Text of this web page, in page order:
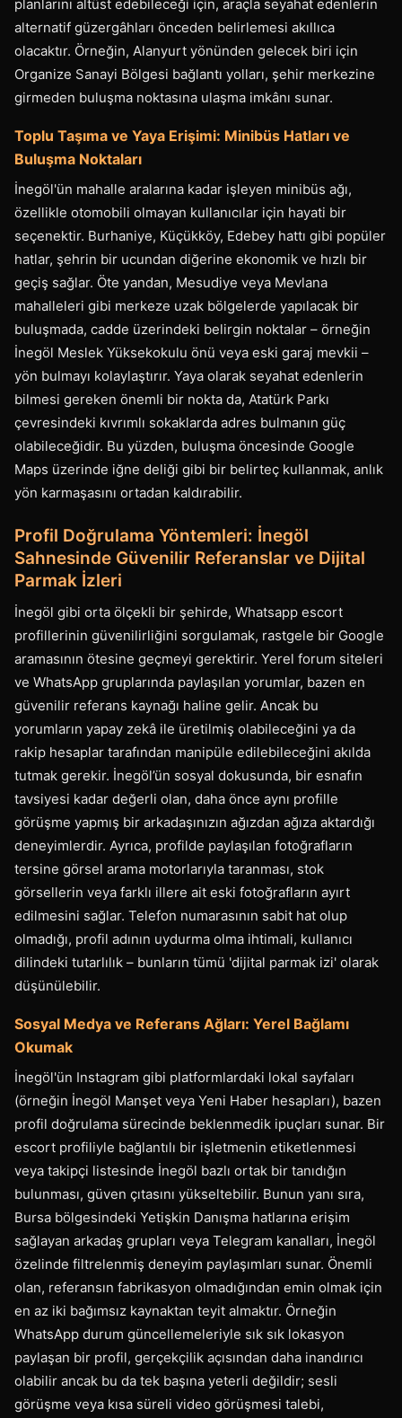
planlarını altüst edebileceği için, araçla seyahat edenlerin
alternatif güzergâhları önceden belirlemesi akıllıca
olacaktır. Örneğin, Alanyurt yönünden gelecek biri için
Organize Sanayi Bölgesi bağlantı yolları, şehir merkezine
girmeden buluşma noktasına ulaşma imkânı sunar.
Toplu Taşıma ve Yaya Erişimi: Minibüs Hatları ve
Buluşma Noktaları
İnegöl'ün mahalle aralarına kadar işleyen minibüs ağı,
özellikle otomobili olmayan kullanıcılar için hayati bir
seçenektir. Burhaniye, Küçükköy, Edebey hattı gibi popüler
hatlar, şehrin bir ucundan diğerine ekonomik ve hızlı bir
geçiş sağlar. Öte yandan, Mesudiye veya Mevlana
mahalleleri gibi merkeze uzak bölgelerde yapılacak bir
buluşmada, cadde üzerindeki belirgin noktalar – örneğin
İnegöl Meslek Yüksekokulu önü veya eski garaj mevkii –
yön bulmayı kolaylaştırır. Yaya olarak seyahat edenlerin
bilmesi gereken önemli bir nokta da, Atatürk Parkı
çevresindeki kıvrımlı sokaklarda adres bulmanın güç
olabileceğidir. Bu yüzden, buluşma öncesinde Google
Maps üzerinde iğne deliği gibi bir belirteç kullanmak, anlık
yön karmaşasını ortadan kaldırabilir.
Profil Doğrulama Yöntemleri: İnegöl
Sahnesinde Güvenilir Referanslar ve Dijital
Parmak İzleri
İnegöl gibi orta ölçekli bir şehirde, Whatsapp escort
profillerinin güvenilirliğini sorgulamak, rastgele bir Google
aramasının ötesine geçmeyi gerektirir. Yerel forum siteleri
ve WhatsApp gruplarında paylaşılan yorumlar, bazen en
güvenilir referans kaynağı haline gelir. Ancak bu
yorumların yapay zekâ ile üretilmiş olabileceğini ya da
rakip hesaplar tarafından manipüle edilebileceğini akılda
tutmak gerekir. İnegöl’ün sosyal dokusunda, bir esnafın
tavsiyesi kadar değerli olan, daha önce aynı profille
görüşme yapmış bir arkadaşınızın ağızdan ağıza aktardığı
deneyimlerdir. Ayrıca, profilde paylaşılan fotoğrafların
tersine görsel arama motorlarıyla taranması, stok
görsellerin veya farklı illere ait eski fotoğrafların ayırt
edilmesini sağlar. Telefon numarasının sabit hat olup
olmadığı, profil adının uydurma olma ihtimali, kullanıcı
dilindeki tutarlılık – bunların tümü 'dijital parmak izi' olarak
düşünülebilir.
Sosyal Medya ve Referans Ağları: Yerel Bağlamı
Okumak
İnegöl'ün Instagram gibi platformlardaki lokal sayfaları
(örneğin İnegöl Manşet veya Yeni Haber hesapları), bazen
profil doğrulama sürecinde beklenmedik ipuçları sunar. Bir
escort profiliyle bağlantılı bir işletmenin etiketlenmesi
veya takipçi listesinde İnegöl bazlı ortak bir tanıdığın
bulunması, güven çıtasını yükseltebilir. Bunun yanı sıra,
Bursa bölgesindeki Yetişkin Danışma hatlarına erişim
sağlayan arkadaş grupları veya Telegram kanalları, İnegöl
özelinde filtrelenmiş deneyim paylaşımları sunar. Önemli
olan, referansın fabrikasyon olmadığından emin olmak için
en az iki bağımsız kaynaktan teyit almaktır. Örneğin
WhatsApp durum güncellemeleriyle sık sık lokasyon
paylaşan bir profil, gerçekçilik açısından daha inandırıcı
olabilir ancak bu da tek başına yeterli değildir; sesli
görüşme veya kısa süreli video görüşmesi talebi,